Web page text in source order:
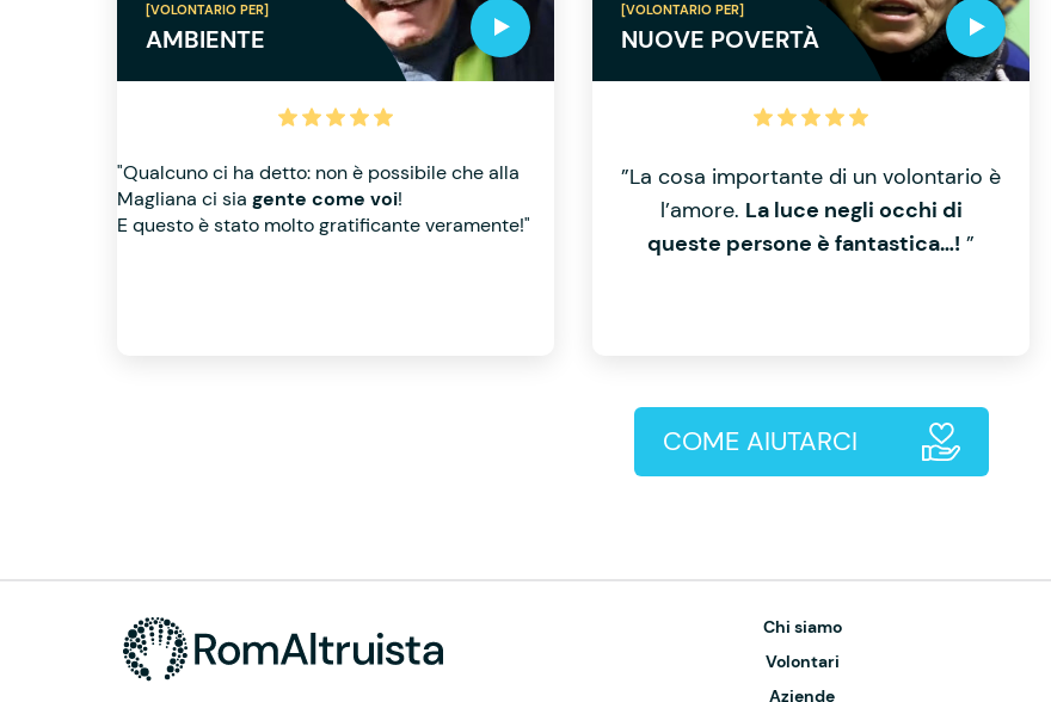
[VOLONTARIO PER]
AMBIENTE
"Qualcuno ci ha detto: non è possibile che alla
Magliana ci siagente come voi!
E questo è stato molto gratificante veramente!"
[VOLONTARIO PER]
NUOVE POVERTÀ
”La cosa importante di un volontario è
l’amore. La luce negli occhi di
queste persone è fantastica…! ”
COME AIUTARCI
Chi siamo
Volontari
Aziende